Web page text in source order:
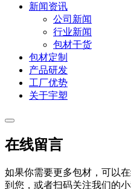
新闻资讯
公司新闻
行业新闻
包材干货
包材定制
产品研发
工厂优势
关于宇塑
在线留言
如果你需要更多包材，可以
到您，或者扫码关注我们的